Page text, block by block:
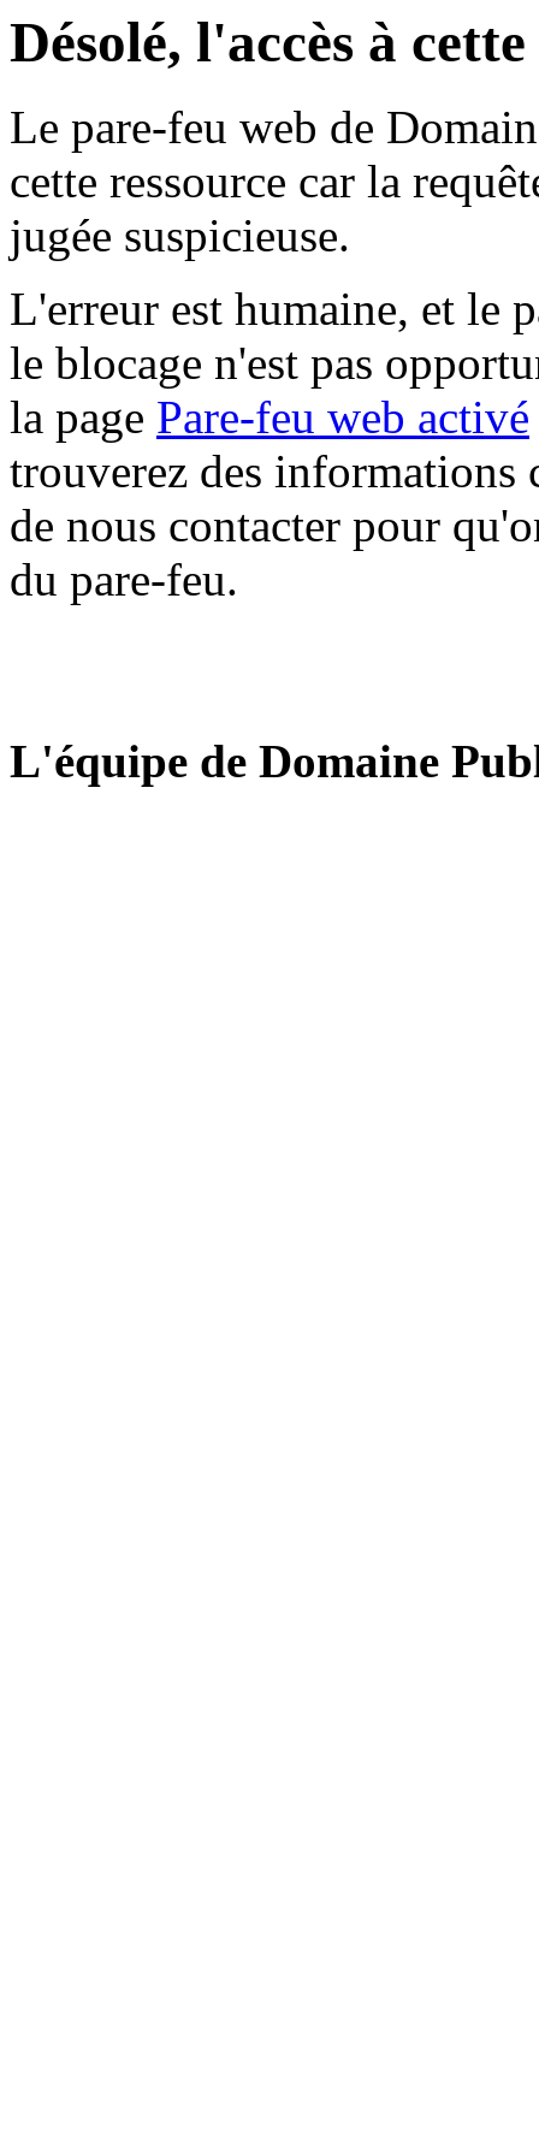
Désolé, l'accès à
Le pare-feu web de
cette ressource car la
jugée suspicieuse.
L'erreur est humaine, et le
le blocage n'est pas
la page Pare-feu web activé
trouverez des informations
de nous contacter pour
du pare-feu.
L'équipe de Domaine